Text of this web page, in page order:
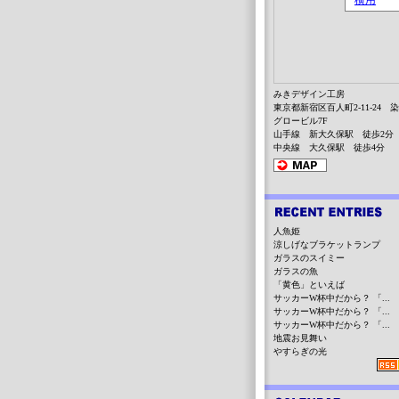
みきデザイン工房
東京都新宿区百人町2-11-24
グロービル7F
山手線 新大久保駅 徒歩2分
中央線 大久保駅 徒歩4分
人魚姫
涼しげなブラケットランプ
ガラスのスイミー
ガラスの魚
「黄色」といえば
サッカーW杯中だから？ 「...
サッカーW杯中だから？ 「...
サッカーW杯中だから？ 「...
地震お見舞い
やすらぎの光